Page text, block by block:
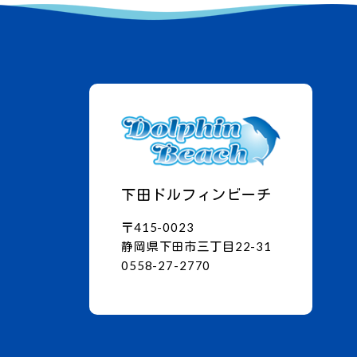
下田ドルフィンビーチ
〒415-0023
静岡県下田市三丁目22-31
0558-27-2770